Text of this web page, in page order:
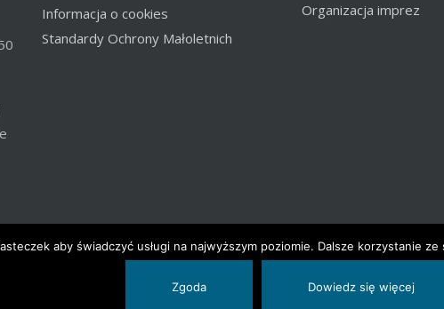
Informacja o cookies
Standardy Ochrony Małoletnich
Organizacja imprez
Dom Kultury w Zgorzelcu.
aby świadczyć usługi na najwyższym poziomie. Dalsze korzystanie
Zgoda Dowiedz się więcej